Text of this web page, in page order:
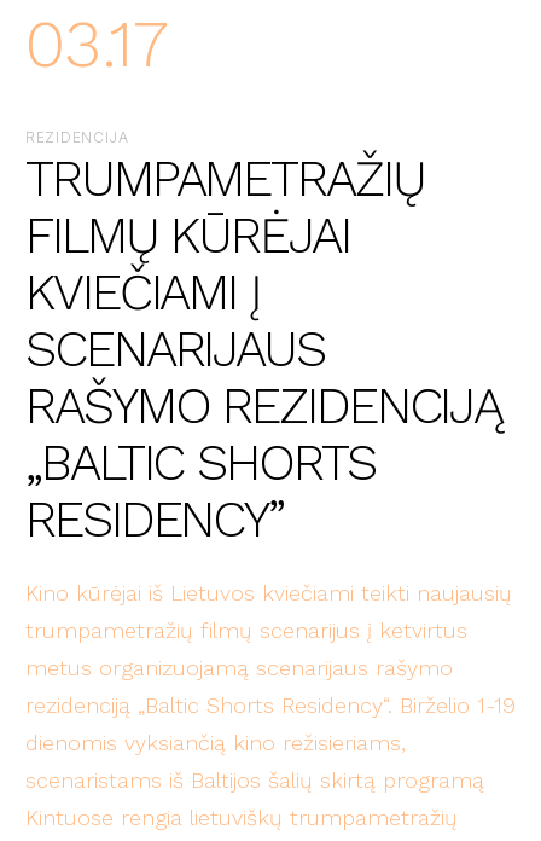
03.17
REZIDENCIJA
TRUMPAMETRAŽIŲ
FILMŲ KŪRĖJAI
KVIEČIAMI Į
SCENARIJAUS
RAŠYMO REZIDENCIJĄ
„BALTIC SHORTS
RESIDENCY”
Kino kūrėjai iš Lietuvos kviečiami teikti naujausių
trumpametražių filmų scenarijus į ketvirtus
metus organizuojamą scenarijaus rašymo
rezidenciją „Baltic Shorts Residency“. Birželio 1-19
dienomis vyksiančią kino režisieriams,
scenaristams iš Baltijos šalių skirtą programą
Kintuose rengia lietuviškų trumpametražių